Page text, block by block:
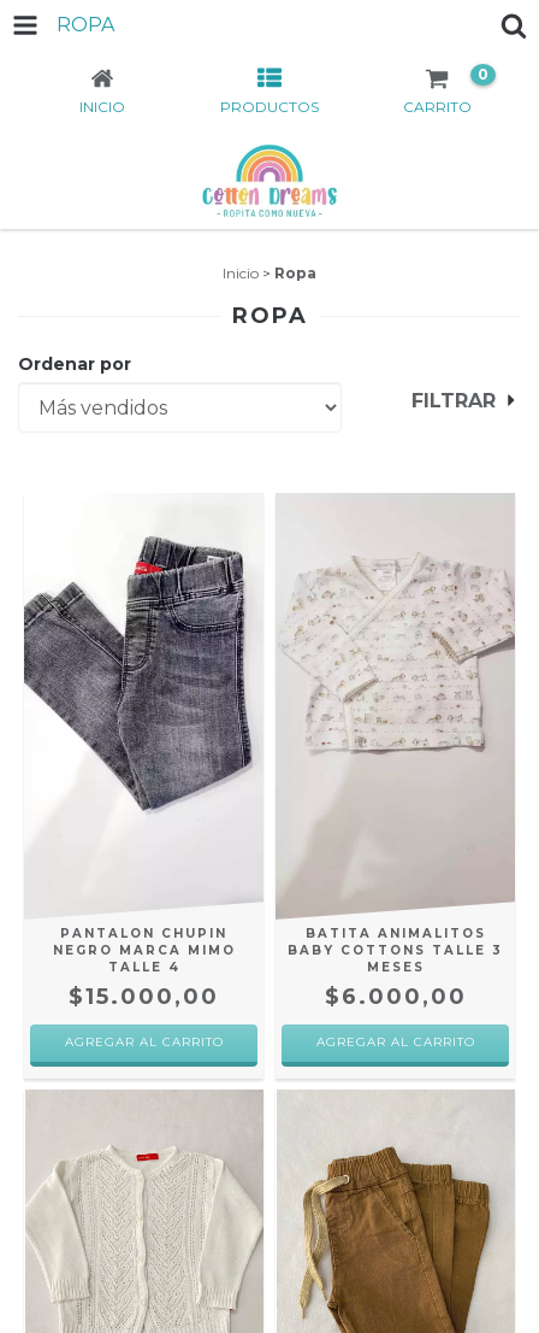
ROPA
INICIO PRODUCTOS CARRITO
0
Inicio > Ropa
ROPA
Ordenar por
FILTRAR
PANTALON CHUPIN
NEGRO MARCA MIMO
TALLE 4
$15.000,00
BATITA ANIMALITOS
BABY COTTONS TALLE 3
MESES
$6.000,00